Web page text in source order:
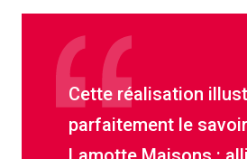
Cette réalisation
parfaitement le